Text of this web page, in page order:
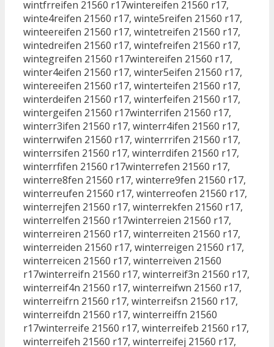
wintfrreifen 21560 r17wintereifen 21560 r17,
winte4reifen 21560 r17, winte5reifen 21560 r17,
winteereifen 21560 r17, wintetreifen 21560 r17,
wintedreifen 21560 r17, wintefreifen 21560 r17,
wintegreifen 21560 r17wintereifen 21560 r17,
winter4eifen 21560 r17, winter5eifen 21560 r17,
wintereeifen 21560 r17, winterteifen 21560 r17,
winterdeifen 21560 r17, winterfeifen 21560 r17,
wintergeifen 21560 r17winterrifen 21560 r17,
winterr3ifen 21560 r17, winterr4ifen 21560 r17,
winterrwifen 21560 r17, winterrrifen 21560 r17,
winterrsifen 21560 r17, winterrdifen 21560 r17,
winterrfifen 21560 r17winterrefen 21560 r17,
winterre8fen 21560 r17, winterre9fen 21560 r17,
winterreufen 21560 r17, winterreofen 21560 r17,
winterrejfen 21560 r17, winterrekfen 21560 r17,
winterrelfen 21560 r17winterreien 21560 r17,
winterreiren 21560 r17, winterreiten 21560 r17,
winterreiden 21560 r17, winterreigen 21560 r17,
winterreicen 21560 r17, winterreiven 21560
r17winterreifn 21560 r17, winterreif3n 21560 r17,
winterreif4n 21560 r17, winterreifwn 21560 r17,
winterreifrn 21560 r17, winterreifsn 21560 r17,
winterreifdn 21560 r17, winterreiffn 21560
r17winterreife 21560 r17, winterreifeb 21560 r17,
winterreifeh 21560 r17, winterreifej 21560 r17,